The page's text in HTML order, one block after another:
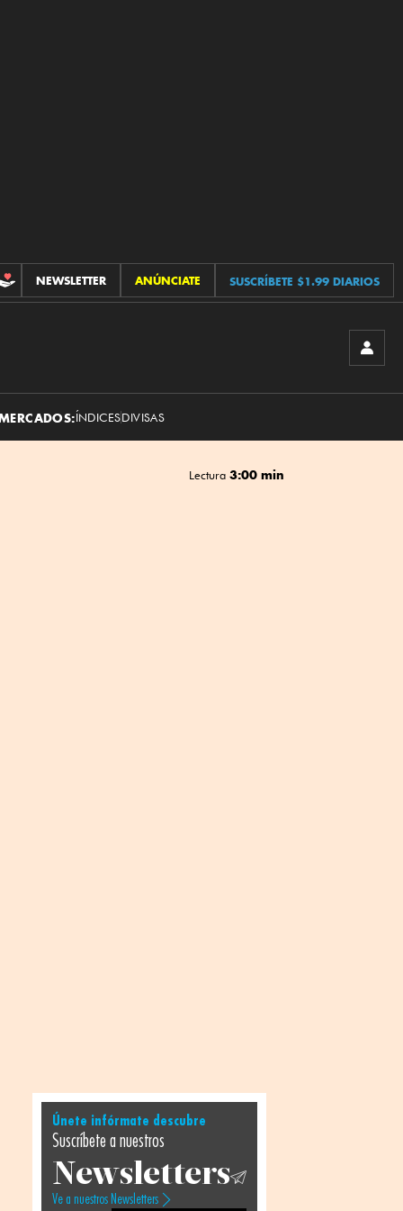
CONTRIBUCIONES
NEWSLETTER ANÚNCIATE SUSCRÍBETE $1.99 DIARIOS
ÍNDICESDIVISAS
Lectura 3:00 min
Únete infórmate descubre
Suscríbete a nuestros
Newsletters
Ve a nuestros Newsletters